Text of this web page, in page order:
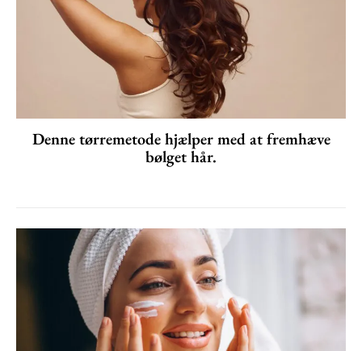
Denne tørremetode hjælper med at fremhæve
bølget hår.